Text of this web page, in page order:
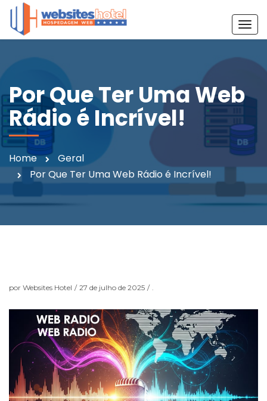
T
o
e
a
v
i
g
a
t
o
Por Que Ter Uma Web
Rádio é Incrível!
Home
Geral
Por Que Ter Uma Web Rádio é Incrível!
por Websites Hotel / 27 de julho de 2025 / .